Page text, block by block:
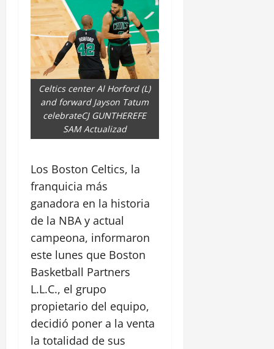
Celtics center Al Horford (L)
and forward Jayson Tatum
celebrateCJ GUNTHEREFE
SAM Actualizad
Los Boston Celtics, la
franquicia más
ganadora en la historia
de la NBA y actual
campeona, informaron
este lunes que Boston
Basketball Partners
L.L.C., el grupo
propietario del equipo,
decidió poner a la venta
la totalidad de sus